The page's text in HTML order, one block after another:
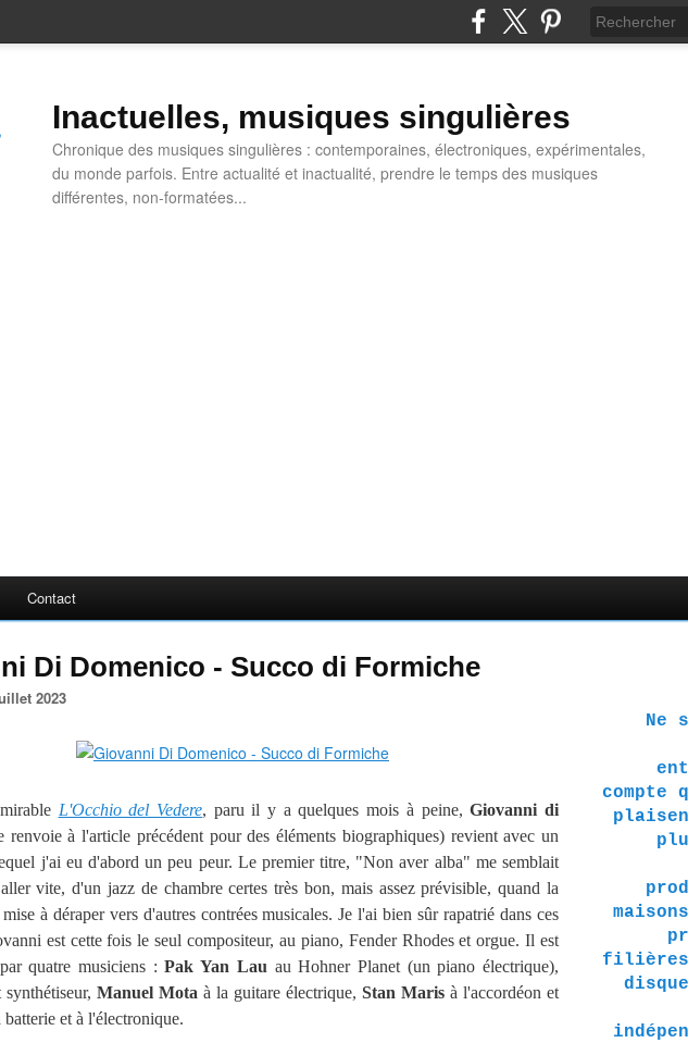
Inactuelles, musiques singulières
Chronique des musiques singulières : contemporaines, électroniques, expérimentales,
du monde parfois. Entre actualité et inactualité, prendre le temps des musiques
différentes, non-formatées...
Contact
Di Domenico - Succo di Formiche
2023
L'Occhio del Vedere, paru il y a quelques mois à peine,Giovanni di
renvoie à l'article précédent pour des éléments biographiques) revient avec un
j'ai eu d'abord un peu peur. Le premier titre, "Non aver alba" me semblait
vite, d'un jazz de chambre certes très bon, mais assez prévisible, quand la
à déraper vers d'autres contrées musicales. Je l'ai bien sûr rapatrié dans ces
est cette fois le seul compositeur, au piano, Fender Rhodes et orgue. Il est
quatre musiciens :Pak Yan Lau au Hohner Planet (un piano électrique),
Manuel Mota à la guitare électrique, Stan Maris à l'accordéon et
batterie et à l'électronique.
Ne
compte
filières,